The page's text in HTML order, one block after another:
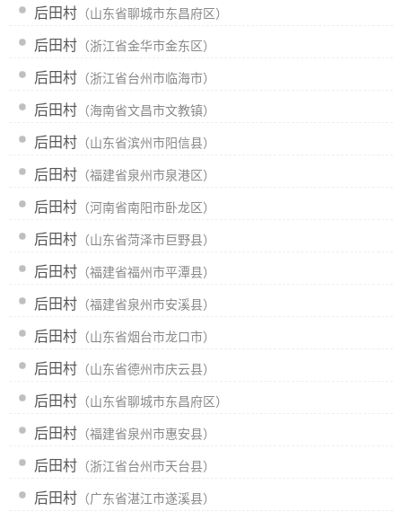
后田村 （山东省聊城市东昌府区）
后田村 （浙江省金华市金东区）
后田村 （浙江省台州市临海市）
后田村 （海南省文昌市文教镇）
后田村 （山东省滨州市阳信县）
后田村 （福建省泉州市泉港区）
后田村 （河南省南阳市卧龙区）
后田村 （山东省菏泽市巨野县）
后田村 （福建省福州市平潭县）
后田村 （福建省泉州市安溪县）
后田村 （山东省烟台市龙口市）
后田村 （山东省德州市庆云县）
后田村 （山东省聊城市东昌府区）
后田村 （福建省泉州市惠安县）
后田村 （浙江省台州市天台县）
后田村 （广东省湛江市遂溪县）